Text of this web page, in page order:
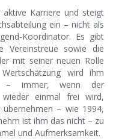
Karriere und steigt
ein – nicht als
Koordinator. Es gibt
Vereinstreue sowie die
mit seiner neuen Rolle
wird ihm
– immer, wenn der
wieder einmal frei wird,
– wie 1994,
ist ihm das nicht – zu
und Aufmerksamkeit.